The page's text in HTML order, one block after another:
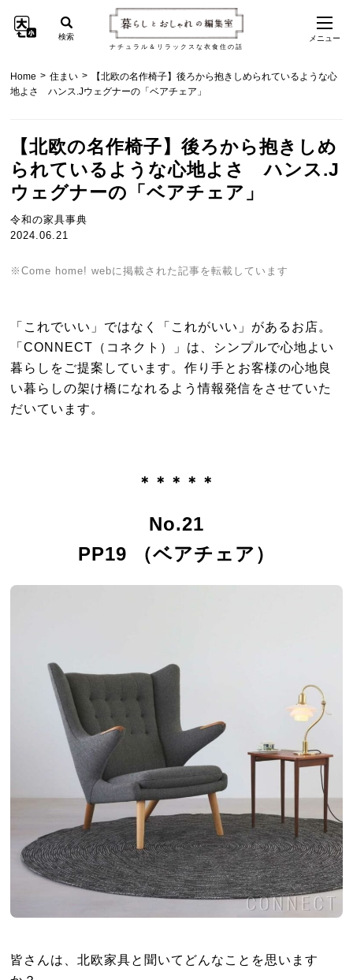
ナチュラル＆リラックスな衣食住の話
検索 メニュー
Home > 住まい >
【北欧の名作椅子】後ろから抱きしめられているような心
地よさ ハンス.Jウェグナーの「ベアチェア」
【北欧の名作椅子】後ろから抱きしめ
られているような心地よさ ハンス.J
ウェグナーの「ベアチェア」
令和の家具事典
2024.06.21
※Come home! webに掲載された記事を転載しています
「これでいい」ではなく「これがいい」があるお店。
「CONNECT（コネクト）」は、シンプルで心地よい
暮らしをご提案しています。作り手とお客様の心地良
い暮らしの架け橋になれるよう情報発信をさせていた
だいています。
＊＊＊＊＊
No.21
PP19 （ベアチェア）
皆さんは、北欧家具と聞いてどんなことを思います